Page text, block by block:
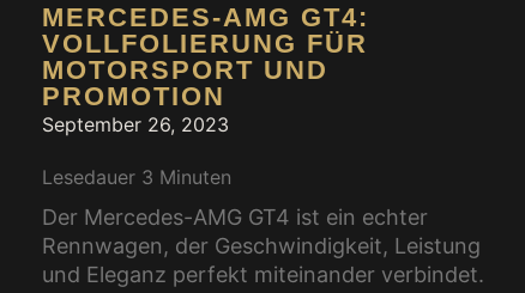
MERCEDES-AMG GT4:
VOLLFOLIERUNG FÜR
MOTORSPORT UND
PROMOTION
September 26, 2023
Lesedauer 3 Minuten
Der Mercedes-AMG GT4 ist ein echter
Rennwagen, der Geschwindigkeit, Leistung
und Eleganz perfekt miteinander verbindet.